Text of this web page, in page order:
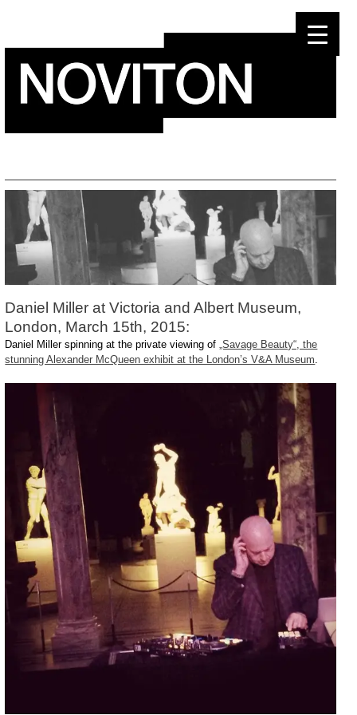
Daniel Miller at Victoria and Albert Museum,
London, March 15th, 2015:
Daniel Miller spinning at the private viewing of„Savage Beauty“, the
stunning Alexander McQueen exhibit at the London’s V&A Museum.